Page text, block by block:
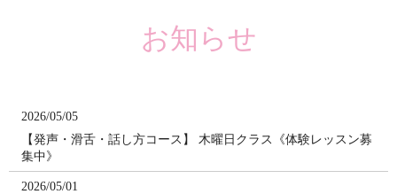
【2026年4月まで】春の入会金無料キャンペーン。大人のサック
【春の入会金無料キャンペーン】が2026年3月より始まります！
2026/01/03
一年
お知らせ
2026/05/05
【発声・滑舌・話し方コース】 木曜日クラス《体験レッスン募
集中》
2026/05/01